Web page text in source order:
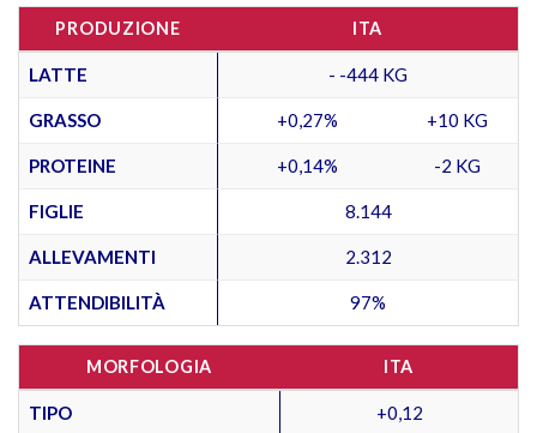
PRODUZIONE ITA
LATTE - -444 KG
GRASSO +0,27% +10 KG
PROTEINE +0,14% -2 KG
FIGLIE 8.144
ALLEVAMENTI 2.312
ATTENDIBILITÀ 97%
MORFOLOGIA ITA
TIPO +0,12